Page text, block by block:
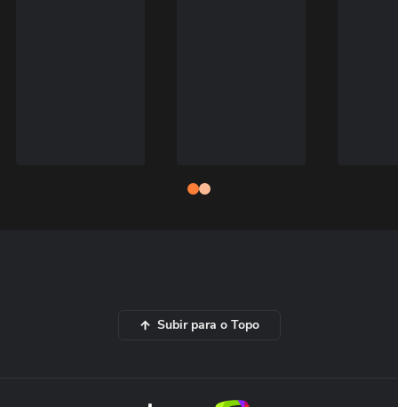
Subir para o Topo